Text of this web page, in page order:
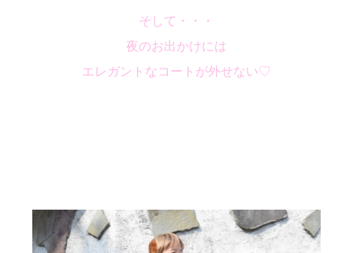
そして・・・
夜のお出かけには
エレガントなコートが外せない♡